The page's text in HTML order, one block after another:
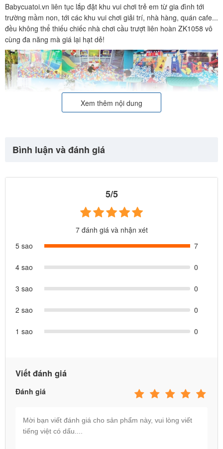
Babycuatoi.vn liên tục lắp đặt khu vui chơi trẻ em từ gia đình tới
trường mầm non, tới các khu vui chơi giải trí, nhà hàng, quán cafe...
đều không thể thiếu chiếc nhà chơi cầu trượt liên hoàn ZK1058 vô
cùng đa năng mà giá lại hạt dẻ!
chơi không bị nhàm chán, kích thích bé tăng cường vận động mỗi
2 ném vòng, 1 ném bóng rổ, khung thành bóng đá, hầm chui, ống
nhòm, bánh lái tàu, 1 cầu thang lên
Xem thêm nội dung
Bình luận và đánh giá
5/5
7 đánh giá và nhận xét
5 sao
7
4 sao 0
3 sao 0
2 sao 0
1 sao 0
Viết đánh giá
Đánh giá